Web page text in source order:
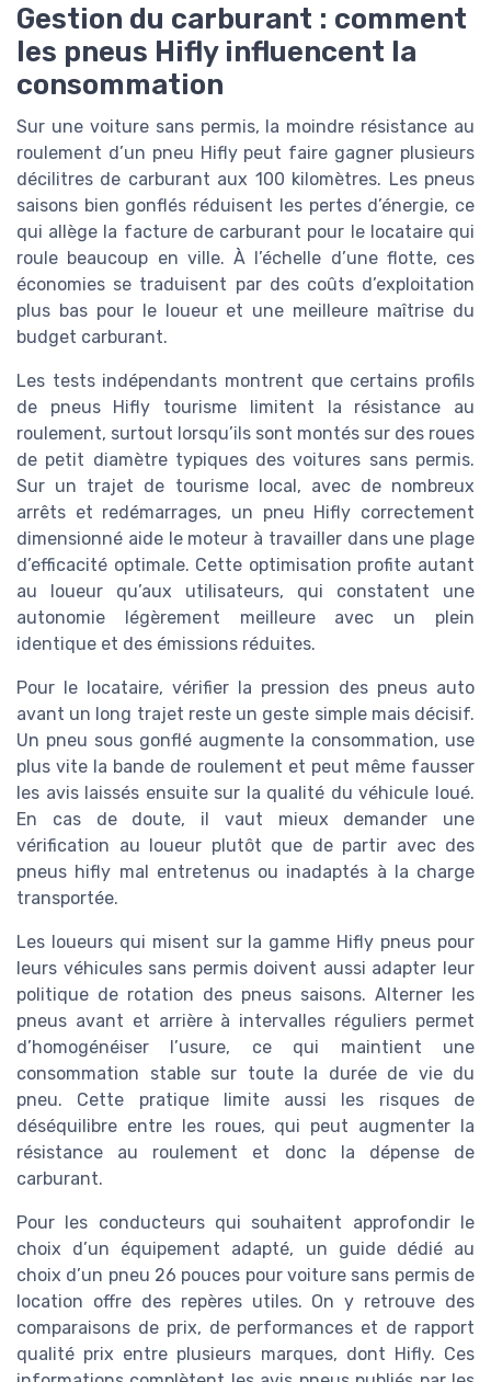
Gestion du carburant : comment
les pneus Hifly influencent la
consommation
Sur une voiture sans permis, la moindre résistance au
roulement d’un pneu Hifly peut faire gagner plusieurs
décilitres de carburant aux 100 kilomètres. Les pneus
saisons bien gonflés réduisent les pertes d’énergie, ce
qui allège la facture de carburant pour le locataire qui
roule beaucoup en ville. À l’échelle d’une flotte, ces
économies se traduisent par des coûts d’exploitation
plus bas pour le loueur et une meilleure maîtrise du
budget carburant.
Les tests indépendants montrent que certains profils
de pneus Hifly tourisme limitent la résistance au
roulement, surtout lorsqu’ils sont montés sur des roues
de petit diamètre typiques des voitures sans permis.
Sur un trajet de tourisme local, avec de nombreux
arrêts et redémarrages, un pneu Hifly correctement
dimensionné aide le moteur à travailler dans une plage
d’efficacité optimale. Cette optimisation profite autant
au loueur qu’aux utilisateurs, qui constatent une
autonomie légèrement meilleure avec un plein
identique et des émissions réduites.
Pour le locataire, vérifier la pression des pneus auto
avant un long trajet reste un geste simple mais décisif.
Un pneu sous gonflé augmente la consommation, use
plus vite la bande de roulement et peut même fausser
les avis laissés ensuite sur la qualité du véhicule loué.
En cas de doute, il vaut mieux demander une
vérification au loueur plutôt que de partir avec des
pneus hifly mal entretenus ou inadaptés à la charge
transportée.
Les loueurs qui misent sur la gamme Hifly pneus pour
leurs véhicules sans permis doivent aussi adapter leur
politique de rotation des pneus saisons. Alterner les
pneus avant et arrière à intervalles réguliers permet
d’homogénéiser l’usure, ce qui maintient une
consommation stable sur toute la durée de vie du
pneu. Cette pratique limite aussi les risques de
déséquilibre entre les roues, qui peut augmenter la
résistance au roulement et donc la dépense de
carburant.
Pour les conducteurs qui souhaitent approfondir le
choix d’un équipement adapté, un guide dédié au
choix d’un pneu 26 pouces pour voiture sans permis de
location offre des repères utiles. On y retrouve des
comparaisons de prix, de performances et de rapport
qualité prix entre plusieurs marques, dont Hifly. Ces